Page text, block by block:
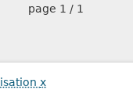
page 1 / 1
x